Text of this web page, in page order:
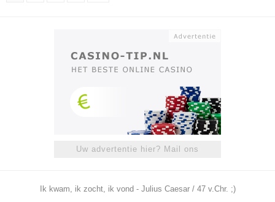
Uw advertentie hier? Mail ons
Ik kwam, ik zocht, ik vond - Julius Caesar / 47 v.Chr. ;)